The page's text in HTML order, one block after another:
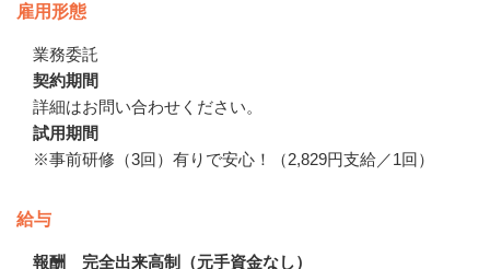
雇用形態
業務委託
契約期間
詳細はお問い合わせください。
試用期間
※事前研修（3回）有りで安心！（2,829円支給／1回）
給与
報酬 完全出来高制（元手資金なし）